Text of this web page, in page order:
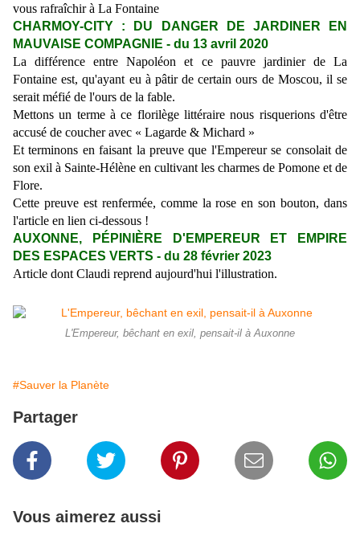
vous rafraîchir à La Fontaine
CHARMOY-CITY : DU DANGER DE JARDINER EN
MAUVAISE COMPAGNIE - du 13 avril 2020
La différence entre Napoléon et ce pauvre jardinier de La
Fontaine est, qu'ayant eu à pâtir de certain ours de Moscou, il se
serait méfié de l'ours de la fable.
Mettons un terme à ce florilège littéraire nous risquerions d'être
accusé de coucher avec « Lagarde & Michard »
Et terminons en faisant la preuve que l'Empereur se consolait de
son exil à Sainte-Hélène en cultivant les charmes de Pomone et de
Flore.
Cette preuve est renfermée, comme la rose en son bouton, dans
l'article en lien ci-dessous !
AUXONNE, PÉPINIÈRE D'EMPEREUR ET EMPIRE
DES ESPACES VERTS - du 28 février 2023
Article dont Claudi reprend aujourd'hui l'illustration.
L'Empereur, bêchant en exil, pensait-il à Auxonne
#Sauver la Planète
Partager
Vous aimerez aussi